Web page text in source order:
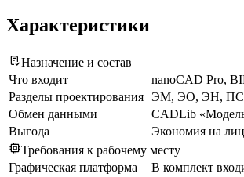
Характеристики
Назначение и состав
Что входит
nanoCAD Pro,
Разделы проектирования ЭМ, ЭО, ЭН,
Обмен данными
CADLib
Выгода
Экономия на
Требования к рабочему месту
Графическая платформа
В комплект